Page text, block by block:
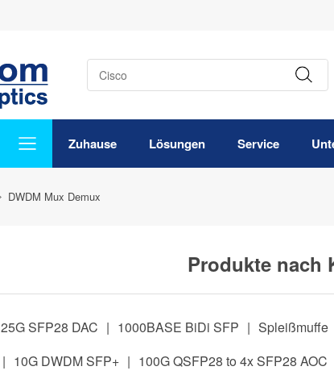
Zuhause Lösungen Service
DWDM Mux Demux
Produkte nach
25G SFP28 DAC | 1000BASE BiDi SFP | Spleißmuffe
| 10G DWDM SFP+ | 100G QSFP28 to 4x SFP28 AOC